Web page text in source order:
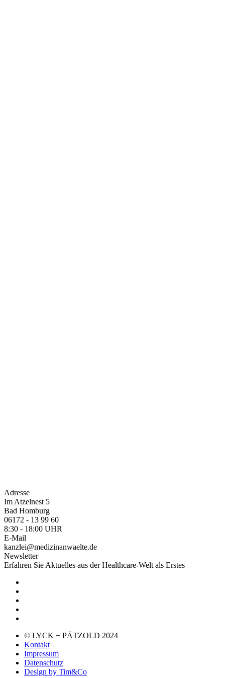
Adresse
Im Atzelnest 5
Bad Homburg
06172 - 13 99 60
8:30 - 18:00 UHR
E-Mail
kanzlei@medizinanwaelte.de
Newsletter
Erfahren Sie Aktuelles aus der Healthcare-Welt als Erstes
© LYCK + PÄTZOLD 2024
Kontakt
Impressum
Datenschutz
Design by Tim&Co